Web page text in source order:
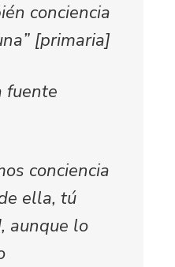
conciencia
[primaria]
fuente
conciencia
ella, tú
aunque lo